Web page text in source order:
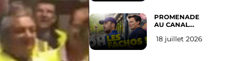
l’avis des
Français
PROMENADE
AU CANAL
(les gauchistes
18 juillet 2026